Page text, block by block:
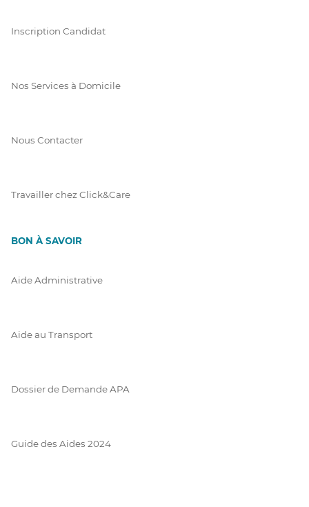
Inscription Candidat
Nos Services à Domicile
Nous Contacter
Travailler chez Click&Care
BON À SAVOIR
Aide Administrative
Aide au Transport
Dossier de Demande APA
Guide des Aides 2024